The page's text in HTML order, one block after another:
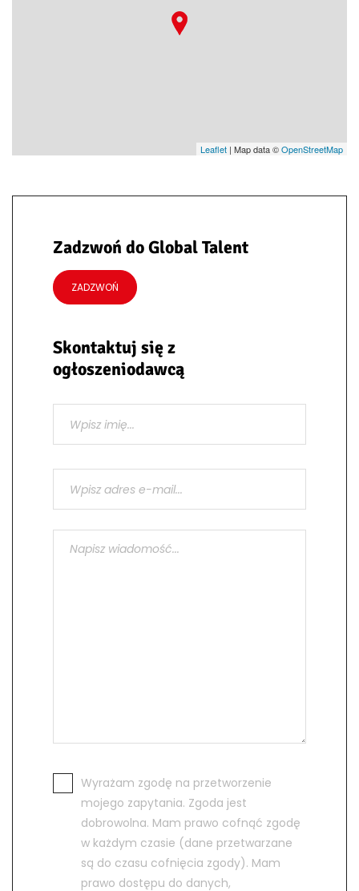
Leaflet | Map data ©OpenStreetMap
Zadzwoń do Global Talent
ZADZWOŃ
Skontaktuj się z
ogłoszeniodawcą
Wyrażam zgodę na przetworzenie
mojego zapytania. Zgoda jest
dobrowolna. Mam prawo cofnąć zgodę
w każdym czasie (dane przetwarzane
są do czasu cofnięcia zgody). Mam
prawo dostępu do danych,